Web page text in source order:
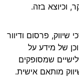
וכיוצא בזה.
פרסום ודיוור
של מידע על
שמסופקים
מותאם אישית.